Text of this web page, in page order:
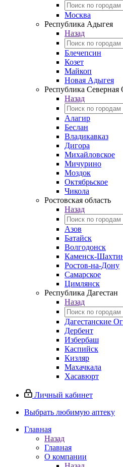
Москва
Республика Адыгея
Назад
Блечепсин
Козет
Майкоп
Новая Адыгея
Республика
Назад
Алагир
Беслан
Владикавказ
Дигора
Михайловское
Мичурино
Моздок
Октябрьское
Чикола
Ростовская область
Назад
Азов
Батайск
Волгодонск
Каменск-
Ростов-на-Дону
Самарское
Цимлянск
Республика Дагестан
Назад
Дагестанские
Дербент
Избербаш
Каспийск
Кизляр
Махачкала
Хасавюрт
Личный кабинет
Выбрать любимую аптеку
Главная
Назад
Главная
О компании